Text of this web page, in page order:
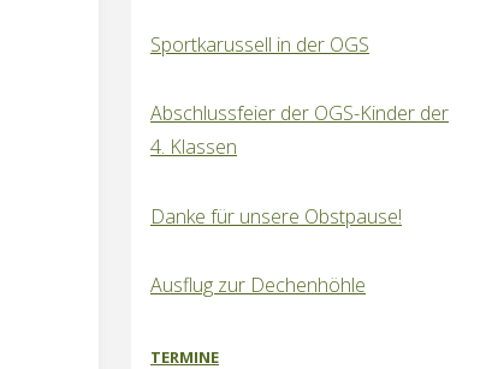
Sportkarussell in der OGS
Abschlussfeier der OGS-Kinder der
4. Klassen
Danke für unsere Obstpause!
Ausflug zur Dechenhöhle
TERMINE